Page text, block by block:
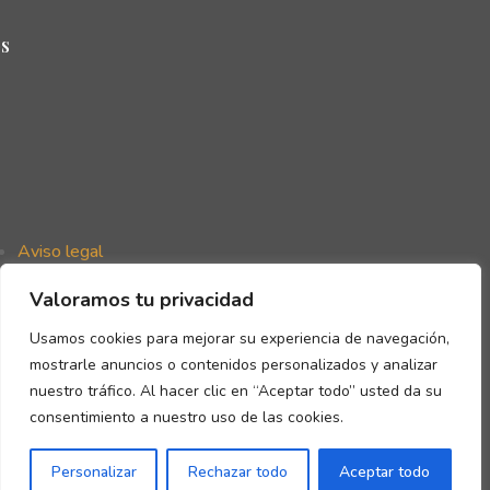
Valoramos tu privacidad
Usamos cookies para mejorar su experiencia de navegación,
mostrarle anuncios o contenidos personalizados y analizar
nuestro tráfico. Al hacer clic en “Aceptar todo” usted da su
consentimiento a nuestro uso de las cookies.
Personalizar Rechazar todo Aceptar todo
Aviso legal
Política de cookies
Declaración de accesibilidad
Copyright © Gómez de la Flor 2026